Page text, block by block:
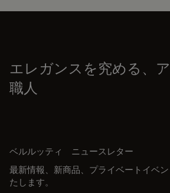
エレガンスを究める、
職人
ベルルッティ ニュースレター
最新情報、新商品、プライベートイベ
たします。